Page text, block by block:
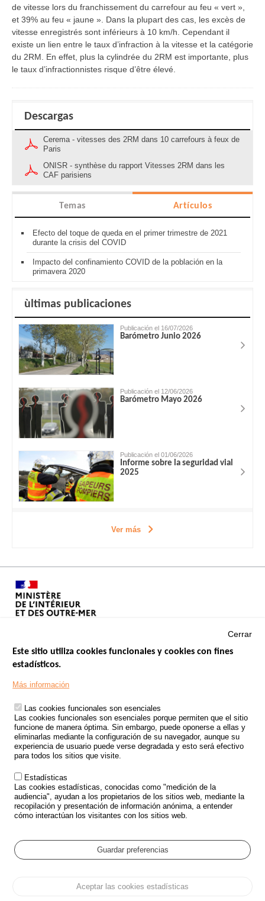
de vitesse lors du franchissement du carrefour au feu « vert »,
et 39% au feu « jaune ». Dans la plupart des cas, les excès de
vitesse enregistrés sont inférieurs à 10 km/h. Cependant il
existe un lien entre le taux d’infraction à la vitesse et la catégorie
du 2RM. En effet, plus la cylindrée du 2RM est importante, plus
le taux d’infractionnistes risque d’être élevé.
Descargas
Cerema - vitesses des 2RM dans 10 carrefours à feux de
Paris
ONISR - synthèse du rapport Vitesses 2RM dans les
CAF parisiens
Temas Artículos
Efecto del toque de queda en el primer trimestre de 2021
durante la crisis del COVID
Impacto del confinamiento COVID de la población en la
primavera 2020
ùltimas publicaciones
Publicación el 16/07/2026
Barómetro Junio 2026
Publicación el 12/06/2026
Barómetro Mayo 2026
Publicación el 01/06/2026
Informe sobre la seguridad vial
2025
Ver más
Footer
TRATAMIENTO DE DATOS PERSONALES PROCEDENTES DE
ACCIDENTES DE TRÁFICO
ESTUDIOS
CONVOCATORIA DE PROYECTOS DE ESTUDIOS
POLÍTICA DE SEGURIDAD VIAL
Outils
EVENTOS
GLOSARIO
Cookie settings
Protección de datos y CookiesAdministrar las cookies
Cerrar
Este sitio utiliza cookies funcionales y cookies con fines
estadísticos.
Más información
Las cookies funcionales son esenciales
Las cookies funcionales son esenciales porque permiten que el sitio
funcione de manera óptima. Sin embargo, puede oponerse a ellas y
eliminarlas mediante la configuración de su navegador, aunque su
experiencia de usuario puede verse degradada y esto será efectivo
para todos los sitios que visite.
Estadísticas
Las cookies estadísticas, conocidas como "medición de la
audiencia", ayudan a los propietarios de los sitios web, mediante la
recopilación y presentación de información anónima, a entender
cómo interactúan los visitantes con los sitios web.
Guardar preferencias
Aceptar las cookies estadísticas